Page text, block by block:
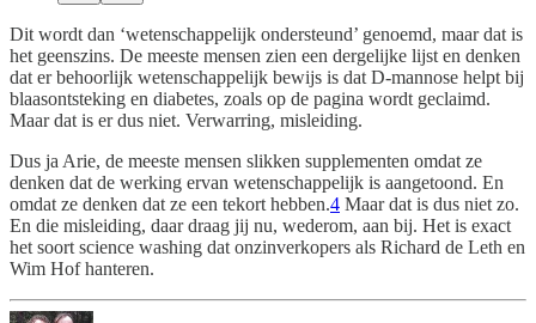
Dit wordt dan ‘wetenschappelijk ondersteund’ genoemd, maar dat is
het geenszins. De meeste mensen zien een dergelijke lijst en denken
dat er behoorlijk wetenschappelijk bewijs is dat D-mannose helpt bij
blaasontsteking en diabetes, zoals op de pagina wordt geclaimd.
Maar dat is er dus niet. Verwarring, misleiding.
Dus ja Arie, de meeste mensen slikken supplementen omdat ze
denken dat de werking ervan wetenschappelijk is aangetoond. En
omdat ze denken dat ze een tekort hebben.4 Maar dat is dus niet zo.
En die misleiding, daar draag jij nu, wederom, aan bij. Het is exact
het soort science washing dat onzinverkopers als Richard de Leth en
Wim Hof hanteren.